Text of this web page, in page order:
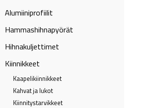
Alumiiniprofiilit
Hammashihnapyörät
Hihnakuljettimet
Kiinnikkeet
Kaapeli­kiinnikkeet
Kahvat ja lukot
Kiinnitystarvikkeet